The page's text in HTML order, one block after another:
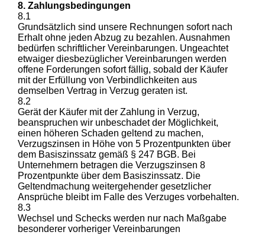
8. Zahlungsbedingungen
8.1
Grundsätzlich sind unsere Rechnungen sofort nach
Erhalt ohne jeden Abzug zu bezahlen. Ausnahmen
bedürfen schriftlicher Vereinbarungen. Ungeachtet
etwaiger diesbezüglicher Vereinbarungen werden
offene Forderungen sofort fällig, sobald der Käufer
mit der Erfüllung von Verbindlichkeiten aus
demselben Vertrag in Verzug geraten ist.
8.2
Gerät der Käufer mit der Zahlung in Verzug,
beanspruchen wir unbeschadet der Möglichkeit,
einen höheren Schaden geltend zu machen,
Verzugszinsen in Höhe von 5 Prozentpunkten über
dem Basiszinssatz gemäß § 247 BGB. Bei
Unternehmern betragen die Verzugszinsen 8
Prozentpunkte über dem Basiszinssatz. Die
Geltendmachung weitergehender gesetzlicher
Ansprüche bleibt im Falle des Verzuges vorbehalten.
8.3
Wechsel und Schecks werden nur nach Maßgabe
besonderer vorheriger Vereinbarungen